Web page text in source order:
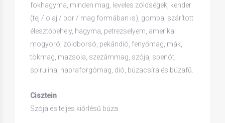
fokhagyma, minden mag, leveles zöldségek, kender
(tej / olaj / por / mag formában is), gomba, szárított
élesztőpehely, hagyma, petrezselyem, amerikai
mogyoró, zöldborsó, pekándió, fenyőmag, mák,
tökmag, mazsola, szezámmag, szója, spenót,
spirulina, napraforgómag, dió, búzacsíra és búzafű.
Cisztein
Szója és teljes kiőrlésű búza.